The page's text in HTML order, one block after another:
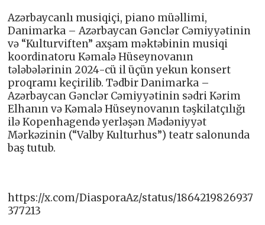
Azərbaycanlı musiqiçi, piano müəllimi,
Danimarka – Azərbaycan Gənclər Cəmiyyətinin
və “Kulturviften” axşam məktəbinin musiqi
koordinatoru Kəmalə Hüseynovanın
tələbələrinin 2024-cü il üçün yekun konsert
proqramı keçirilib. Tədbir Danimarka –
Azərbaycan Gənclər Cəmiyyətinin sədri Kərim
Elhanın və Kəmalə Hüseynovanın təşkilatçılığı
ilə Kopenhagendə yerləşən Mədəniyyət
Mərkəzinin (“Valby Kulturhus”) teatr salonunda
baş tutub.
https://x.com/DiasporaAz/status/1864219826937
377213